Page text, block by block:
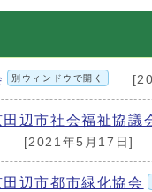
別ウィンドウで開く
辺市社会福祉協議
[2021年5月17日]
辺市都市緑化協会